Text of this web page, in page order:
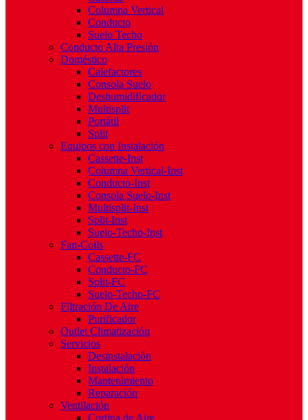
Columna Vertical
Conducto
Suelo Techo
Conducto Alta Presión
Doméstico
Calefactores
Consola Suelo
Deshumidificador
Multisplit
Portátil
Split
Equipos con Instalación
Cassette-Inst
Columna Vertical-Inst
Conducto-Inst
Consola Suelo-Inst
Multisplit-Inst
Split-Inst
Suelo-Techo-Inst
Fan-Coils
Cassette-FC
Conducto-FC
Split-FC
Suelo-Techo-FC
Filtración De Aire
Purificador
Outlet Climatización
Servicios
Desinstalación
Instalación
Mantenimiento
Reparación
Ventilación
Cortina de Aire